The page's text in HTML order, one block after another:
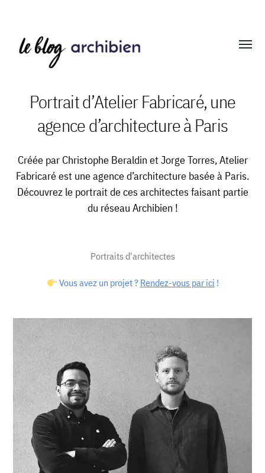
Blog
Archibien
Portrait d’Atelier Fabricaré, une
agence d’architecture à Paris
Créée par Christophe Beraldin et Jorge Torres, Atelier
Fabricaré est une agence d’architecture basée à Paris.
Découvrez le portrait de ces architectes faisant partie
du réseau Archibien !
Portraits d'architectes
Vous avez un projet ? Rendez-vous par ici !